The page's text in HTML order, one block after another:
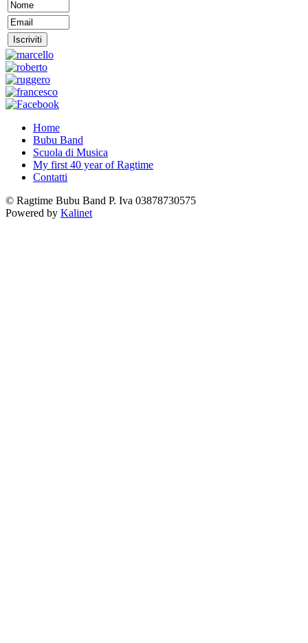
Home
Bubu Band
Scuola di Musica
My first 40 year of Ragtime
Contatti
© Ragtime Bubu Band P. Iva 03878730575
Powered by Kalinet